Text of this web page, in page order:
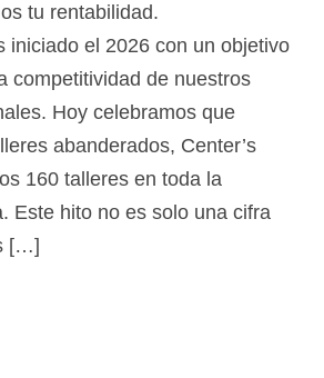
tu rentabilidad.
iniciado el 2026 con un objetivo
competitividad de nuestros
Hoy celebramos que
abanderados, Center’s
160 talleres en toda la
Este hito no es solo una cifra
[…]